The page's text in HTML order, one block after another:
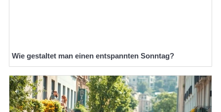
Wie gestaltet man einen entspannten Sonntag?